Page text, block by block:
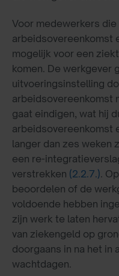
Voor medewerkers
arbeidsovereenkomst
mogelijk voor een
komen. De werkgever
uitvoeringsinstelling
arbeidsovereenkomst
gaat eindigen, wat hij
arbeidsovereenkomst
langer dan zes weken
een re-
verstrekken (2.2.7.).
beoordelen of de
voldoende hebben
zijn werk te laten
van ziekengeld op
doorgaans in na het in
wachtdagen.